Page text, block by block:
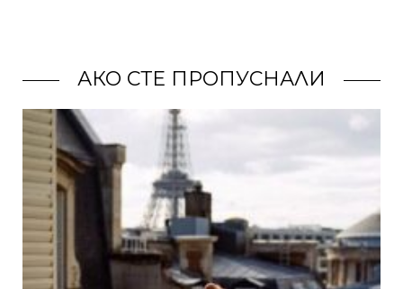
АКО СТЕ ПРОПУСНАЛИ